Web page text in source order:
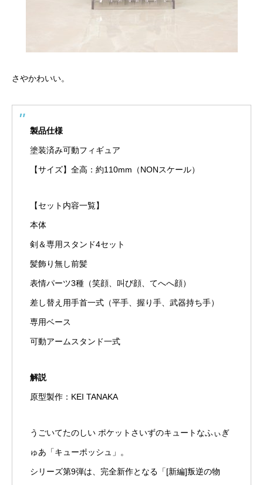
さやかわいい。
製品仕様
塗装済み可動フィギュア
【サイズ】全高：約110mm（NONスケール）
【セット内容一覧】
本体
剣＆専用スタンド4セット
髪飾り無し前髪
表情パーツ3種（笑顔、叫び顔、てへへ顔）
差し替え用手首一式（平手、握り手、武器持ち手）
専用ベース
可動アームスタンド一式
解説
原型製作：KEI TANAKA
うごいてたのしい ポケットさいずのキュートなふぃぎ
ゅあ「キューポッシュ」。
シリーズ第9弾は、完全新作となる「[新編]叛逆の物